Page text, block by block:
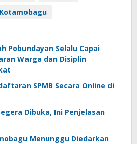
Kotamobagu
Pobundayan Selalu Capai
Warga dan Disiplin
SPMB Secara Online di
Dibuka, Ini Penjelasan
Menunggu Diedarkan